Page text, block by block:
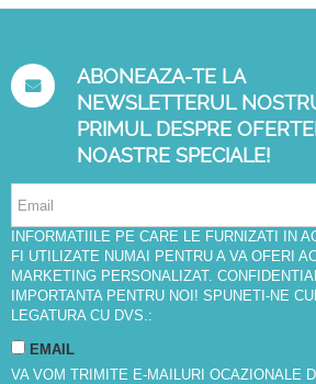
ABONEAZA-TE LA
NEWSLETTERUL
PRIMUL DESPRE
NOASTRE SPECIALE!
INFORMATIILE PE CARE LE FURNIZATI IN
FI UTILIZATE NUMAI PENTRU A VA OFERI
MARKETING PERSONALIZAT.
IMPORTANTA PENTRU NOI! SPUNETI-NE
LEGATURA CU DVS.:
EMAIL
VA VOM TRIMITE E-MAILURI OCAZIONALE